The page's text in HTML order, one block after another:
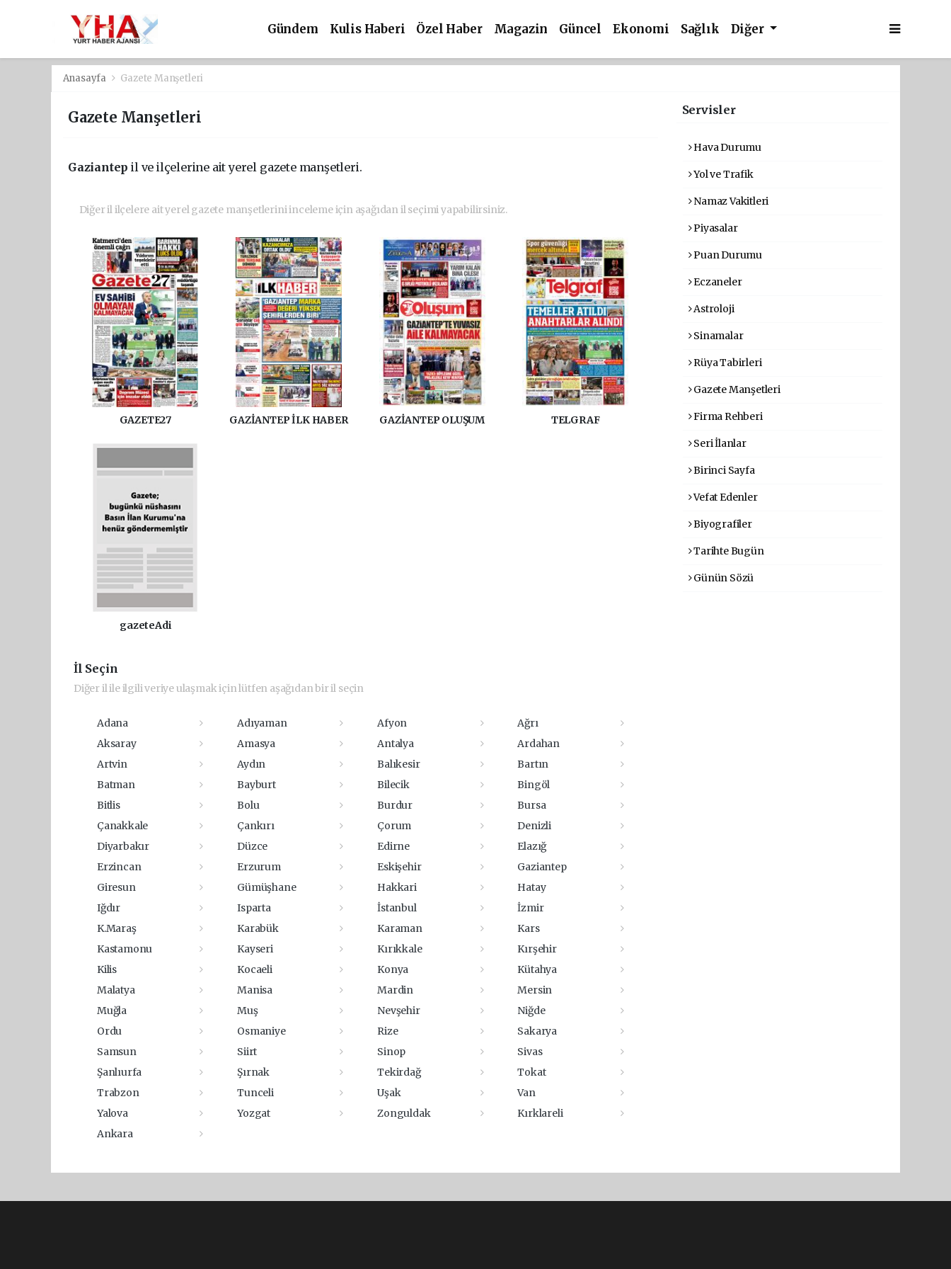
Gündem Kulis Haberi Özel Haber Magazin Güncel Ekonomi Sağlık Diğer
Anasayfa Gazete Manşetleri
Gazete Manşetleri
Gaziantep il ve ilçelerine ait yerel gazete manşetleri.
Diğer il ilçelere ait yerel gazete manşetlerini inceleme için aşağıdan il seçimi yapabilirsiniz.
GAZETE27 GAZİANTEP İLK HABER GAZİANTEP OLUŞUM TELGRAF
gazeteAdi
İl Seçin
Diğer il ile ilgili veriye ulaşmak için lütfen aşağıdan bir il seçin
Adana Adıyaman Afyon
Ağrı
Aksaray
Amasya Antalya
Ardahan
Artvin
Aydın Balıkesir
Bartın
Batman
Bayburt Bilecik
Bingöl
Bitlis
Bolu Burdur
Bursa
Çanakkale
Çankırı Çorum
Denizli
Diyarbakır
Düzce Edirne
Elazığ
Erzincan
Erzurum Eskişehir
Gaziantep
Giresun
Gümüşhane Hakkari
Hatay
Iğdır
Isparta İstanbul
İzmir
K.Maraş
Karabük Karaman
Kars
Kastamonu
Kayseri Kırıkkale
Kırşehir
Kilis
Kocaeli Konya
Kütahya
Malatya
Manisa Mardin
Mersin
Muğla
Muş Nevşehir
Niğde
Ordu
Osmaniye Rize
Sakarya
Samsun
Siirt Sinop
Sivas
Şanlıurfa
Şırnak Tekirdağ
Tokat
Trabzon
Tunceli Uşak
Van
Yalova
Yozgat Zonguldak
Kırklareli
Ankara
Servisler
Hava Durumu
Yol ve Trafik
Namaz Vakitleri
Piyasalar
Puan Durumu
Eczaneler
Astroloji
Sinamalar
Rüya Tabirleri
Gazete Manşetleri
Firma Rehberi
Seri İlanlar
Birinci Sayfa
Vefat Edenler
Biyografiler
Tarihte Bugün
Günün Sözü